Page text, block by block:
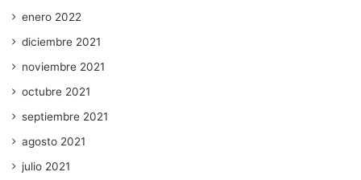
enero 2022
diciembre 2021
noviembre 2021
octubre 2021
septiembre 2021
agosto 2021
julio 2021